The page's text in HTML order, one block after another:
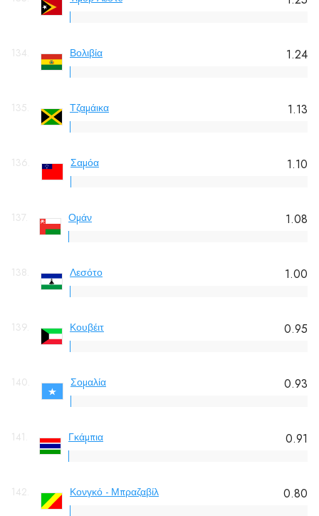
134. Βολιβία 1.24
135. Τζαμάικα 1.13
136. Σαμόα 1.10
137. Ομάν 1.08
138. Λεσότο 1.00
139. Κουβέιτ 0.95
140. Σομαλία 0.93
141. Γκάμπια 0.91
142. Κονγκό - Μπραζαβίλ 0.80